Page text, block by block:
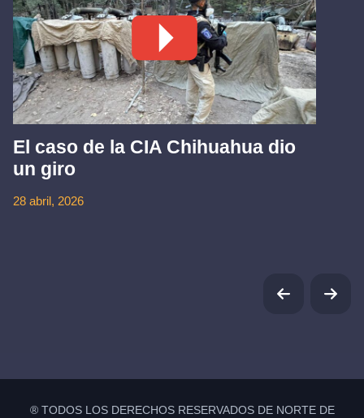
El caso de la CIA Chihuahua dio
un giro
28 abril, 2026
® TODOS LOS DERECHOS RESERVADOS DE NORTE DE